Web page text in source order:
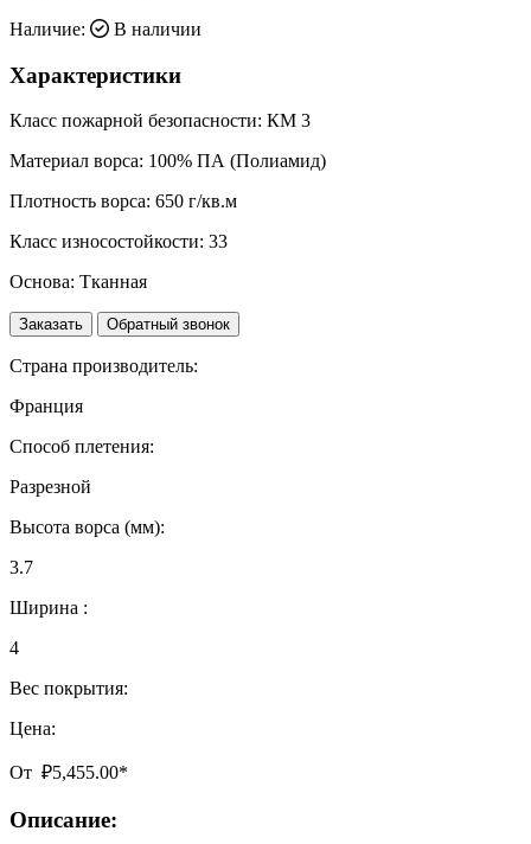
Наличие:
В наличии
Характеристики
Класс пожарной безопасности: КМ 3
Материал ворса: 100% ПА (Полиамид)
Плотность ворса: 650 г/кв.м
Класс износостойкости: 33
Основа: Тканная
Заказать Обратный звонок
Страна производитель:
Франция
Способ плетения:
Разрезной
Высота ворса (мм):
3.7
Ширина :
4
Вес покрытия:
Цена:
От ₽5,455.00*
Описание: